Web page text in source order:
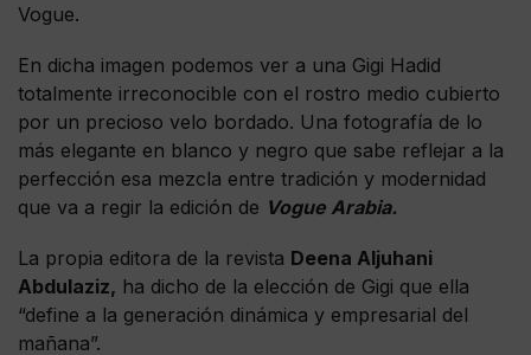
Vogue.
En dicha imagen podemos ver a una Gigi Hadid
totalmente irreconocible con el rostro medio cubierto
por un precioso velo bordado. Una fotografía de lo
más elegante en blanco y negro que sabe reflejar a la
perfección esa mezcla entre tradición y modernidad
que va a regir la edición de Vogue Arabia.
La propia editora de la revista Deena Aljuhani
Abdulaziz, ha dicho de la elección de Gigi que ella
“define a la generación dinámica y empresarial del
mañana”.